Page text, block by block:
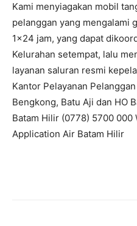
Kami menyiagakan mobil
pelanggan yang mengalami
1×24 jam, yang dapat
Kelurahan setempat, lalu
layanan saluran resmi
Kantor Pelayanan
Bengkong, Batu Aji dan HO
Batam Hilir (0778) 5700 000
Application Air Batam Hilir